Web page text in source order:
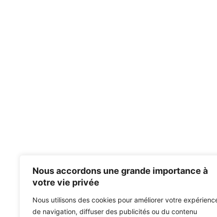
Nous accordons une grande importance à
votre vie privée
Nous utilisons des cookies pour améliorer votre
de navigation, diffuser des publicités ou du contenu